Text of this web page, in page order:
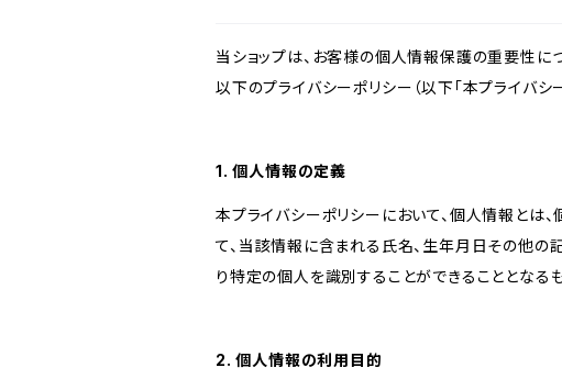
当ショップは、お客様の個人情報保護の重要性に
以下のプライバシーポリシー（以下「本プライバシ
1. 個人情報の定義
本プライバシーポリシーにおいて、個人情報とは
て、当該情報に含まれる氏名、生年月日その他の
り特定の個人を識別することができることとなる
2. 個人情報の利用目的